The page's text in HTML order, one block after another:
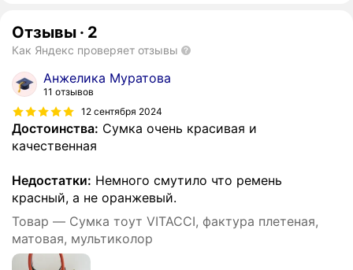
Отзывы · 2
Как Яндекс проверяет отзывы
Анжелика Муратова
11 отзывов
12 сентября 2024
Достоинства: Сумка очень красивая и
качественная
Недостатки: Немного смутило что ремень
красный, а не оранжевый.
Товар — Сумка тоут VITACCI, фактура плетеная,
матовая, мультиколор